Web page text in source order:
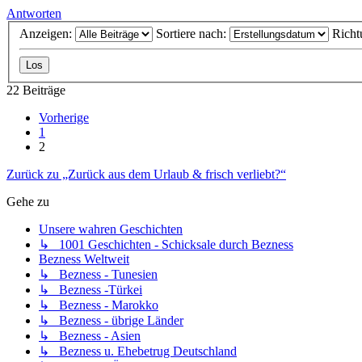
Antworten
Anzeigen:
Sortiere nach:
22 Beiträge
Vorherige
1
2
Zurück zu „Zurück aus dem Urlaub & frisch verliebt?“
Gehe zu
Unsere wahren Geschichten
↳ 1001 Geschichten - Schicksale durch Bezness
Bezness Weltweit
↳ Bezness - Tunesien
↳ Bezness -Türkei
↳ Bezness - Marokko
↳ Bezness - übrige Länder
↳ Bezness - Asien
↳ Bezness u. Ehebetrug Deutschland